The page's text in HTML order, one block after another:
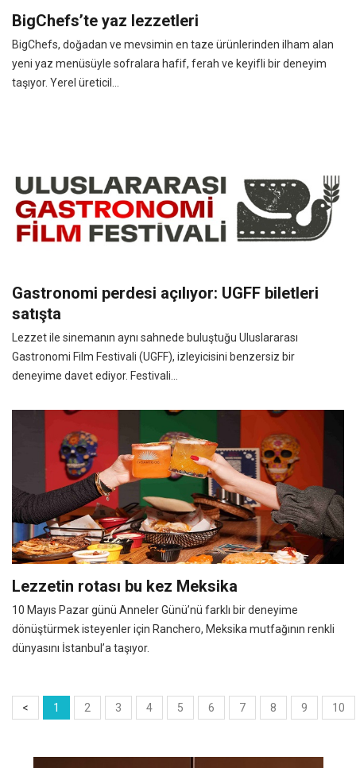
BigChefs’te yaz lezzetleri
BigChefs, doğadan ve mevsimin en taze ürünlerinden ilham alan
yeni yaz menüsüyle sofralara hafif, ferah ve keyifli bir deneyim
taşıyor. Yerel üreticil...
Gastronomi perdesi açılıyor: UGFF biletleri
satışta
Lezzet ile sinemanın aynı sahnede buluştuğu Uluslararası
Gastronomi Film Festivali (UGFF), izleyicisini benzersiz bir
deneyime davet ediyor. Festivali...
Lezzetin rotası bu kez Meksika
10 Mayıs Pazar günü Anneler Günü’nü farklı bir deneyime
dönüştürmek isteyenler için Ranchero, Meksika mutfağının renkli
dünyasını İstanbul’a taşıyor.
< 1 2 3 4 5 6 7 8 9 10